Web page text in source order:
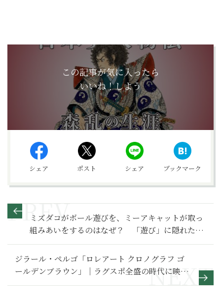
この記事が気に入ったら
いいね！しよう
シェア ポスト シェア ブックマーク
ミズダコがボール遊びを、ミーアキャットが取っ
組みあいをするのはなぜ？ 「遊び」に隠れた進
化の秘密
ジラール・ペルゴ「ロレアート クロノグラフ ゴ
ールデンブラウン」｜ラグスポ全盛の時代に映え
る静かな贅沢